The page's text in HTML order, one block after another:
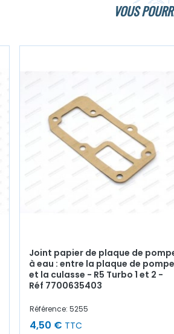
VOUS
Joint papier de plaque de
à eau : entre la plaque de pompe
et la culasse - R5 Turbo 1 et 2 -
Réf 7700635403
Référence: 5255
4,50 € TTC